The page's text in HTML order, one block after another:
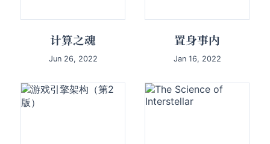
计算之魂
Jun 26, 2022
置身事内
Jan 16, 2022